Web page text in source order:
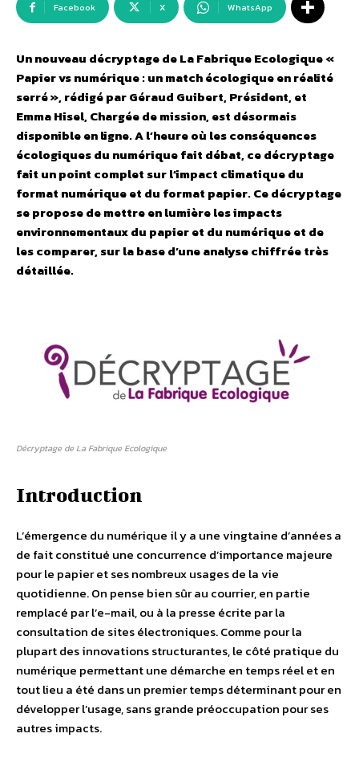
Facebook X WhatsApp
Un nouveau décryptage de La Fabrique Ecologique «
Papier vs numérique : un match écologique en réalité
serré », rédigé par Géraud Guibert, Président, et
Emma Hisel, Chargée de mission, est désormais
disponible en ligne. A l’heure où les conséquences
écologiques du numérique fait débat, ce décryptage
fait un point complet sur l’impact climatique du
format numérique et du format papier. Ce décryptage
se propose de mettre en lumière les impacts
environnementaux du papier et du numérique et de
les comparer, sur la base d’une analyse chiffrée très
détaillée.
Décryptage de La Fabrique Ecologique
Introduction
L’émergence du numérique il y a une vingtaine d’années a
de fait constitué une concurrence d’importance majeure
pour le papier et ses nombreux usages de la vie
quotidienne. On pense bien sûr au courrier, en partie
remplacé par l’e-mail, ou à la presse écrite par la
consultation de sites électroniques. Comme pour la
plupart des innovations structurantes, le côté pratique du
numérique permettant une démarche en temps réel et en
tout lieu a été dans un premier temps déterminant pour en
développer l’usage, sans grande préoccupation pour ses
autres impacts.